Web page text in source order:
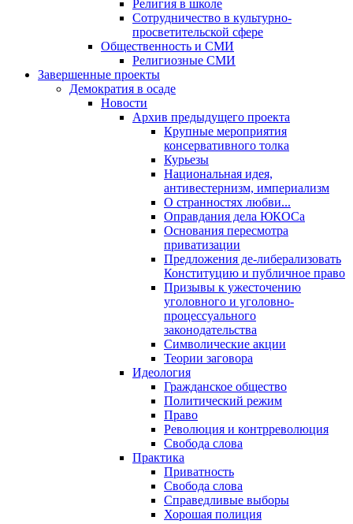
Религия в школе
Сотрудничество в культурно-
просветительской сфере
Общественность и СМИ
Религиозные СМИ
Завершенные проекты
Демократия в осаде
Новости
Архив предыдущего проекта
Крупные мероприятия
консервативного толка
Курьезы
Национальная идея,
антивестернизм, империализм
О странностях любви...
Оправдания дела ЮКОСа
Основания пересмотра
приватизации
Предложения де-либерализовать
Конституцию и публичное право
Призывы к ужесточению
уголовного и уголовно-
процессуального
законодательства
Символические акции
Теории заговора
Идеология
Гражданское общество
Политический режим
Право
Революция и контрреволюция
Свобода слова
Практика
Приватность
Свобода слова
Справедливые выборы
Хорошая полиция